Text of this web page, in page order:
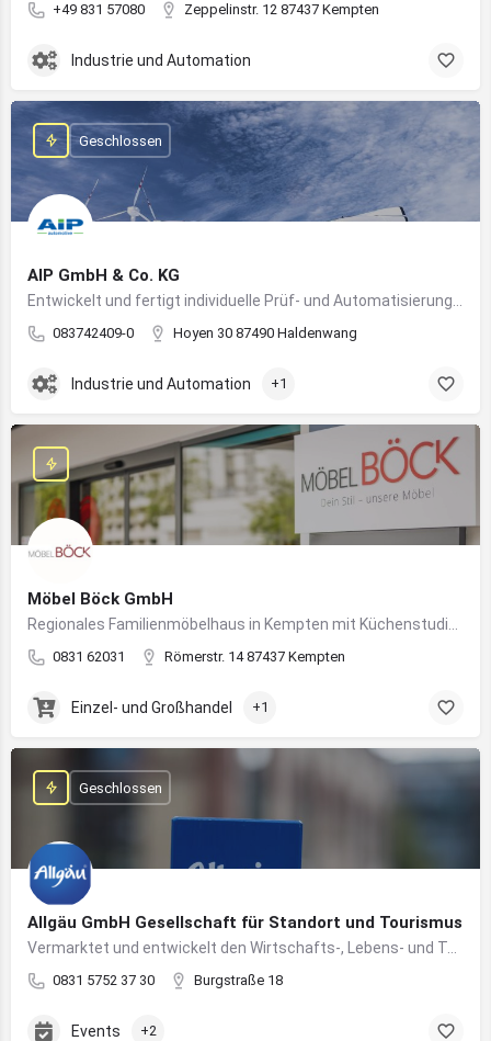
+49 831 57080 Zeppelinstr. 12 87437 Kempten
Industrie und Automation
AIP GmbH & Co. KG
083742409-0 Hoyen 30 87490 Haldenwang
Geschlossen
Industrie und Automation +1
Möbel Böck GmbH
0831 62031 Römerstr. 14 87437 Kempten
Einzel- und Großhandel +1
Allgäu GmbH Gesellschaft für Standort und Tourismus
0831 5752 37 30 Burgstraße 18
Geschlossen
Events +2